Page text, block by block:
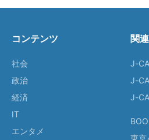
コンテンツ
社会
政治
経済
IT
エンタメ
関
J-
J-
J-
東京